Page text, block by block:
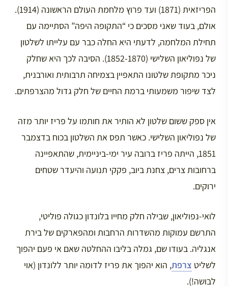
הפריזאית (1871) ועד פרוץ מלחמת העולם הראשונה (1914).
אולם, בעוד שאני מסכים כי “התקופה היפה” הסתיימה עם
תחילת המלחמה, לדעתי היא החלה כבר עם עלייתו לשלטון
של נפוליאון השלישי (1852-1870). הסיבה לכך היא שחלק
ניכר מתקופת שלטונו התאפיין בצמיחה תרבותית ואורבנית,
לצד שיפור משמעותי ברמת החיים של חלק גדול מהצרפתים.
אין ספק ששום שלטון לא הותיר את חותמו על פריז יותר מזה
של נפוליאון השלישי. כאשר תפס את השלטון בכוח בדצמבר
1851, הייתה פריז ברובה עיר ימי-ביניימית, שהתאפיינה
ברחובות צרים, צחנת ביוב, פקקי תנועה והיעדר שטחים
ירוקים.
לואי-נפוליאון, שבילה חלק מחייו בלונדון כגולה פוליטי,
התרשם עמוקות מהשדרות הרחבות ומהפארקים של בירת
אנגליה. בעודו שם, גמלה בליבו ההחלטה שאם אי פעם יהפוך
לשליט צרפת, הוא יהפוך את פריז לדומה יותר ללונדון (אוי
לבושה!).